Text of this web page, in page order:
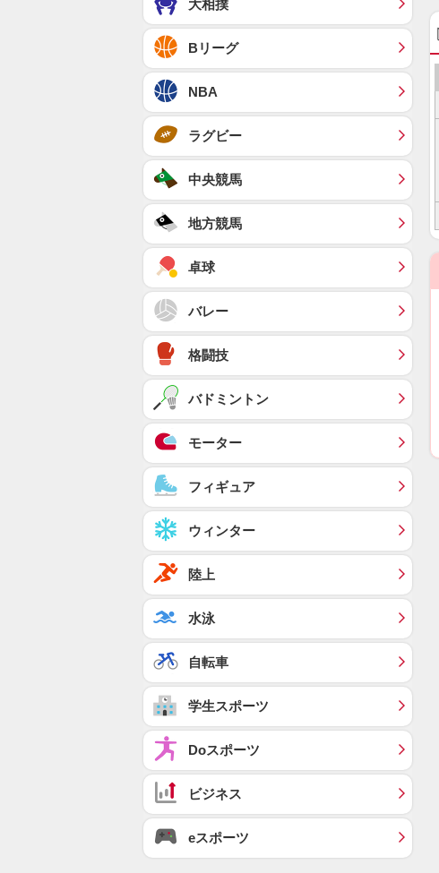
大相撲
Bリーグ
NBA
ラグビー
中央競馬
地方競馬
卓球
バレー
格闘技
バドミントン
モーター
フィギュア
ウィンター
陸上
水泳
自転車
学生スポーツ
Doスポーツ
ビジネス
eスポーツ